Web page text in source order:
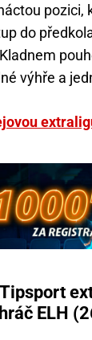
pozici,
do
výhře a
ELH